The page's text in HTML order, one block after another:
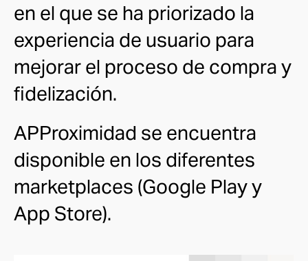
en el que se ha priorizado la
experiencia de usuario para
mejorar el proceso de compra y
fidelización.
APProximidad se encuentra
disponible en los diferentes
marketplaces (Google Play y
App Store).